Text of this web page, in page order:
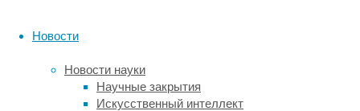
Новости
Новости науки
Научные закрытия
Искусственный интеллект
«область
стала
светлее».